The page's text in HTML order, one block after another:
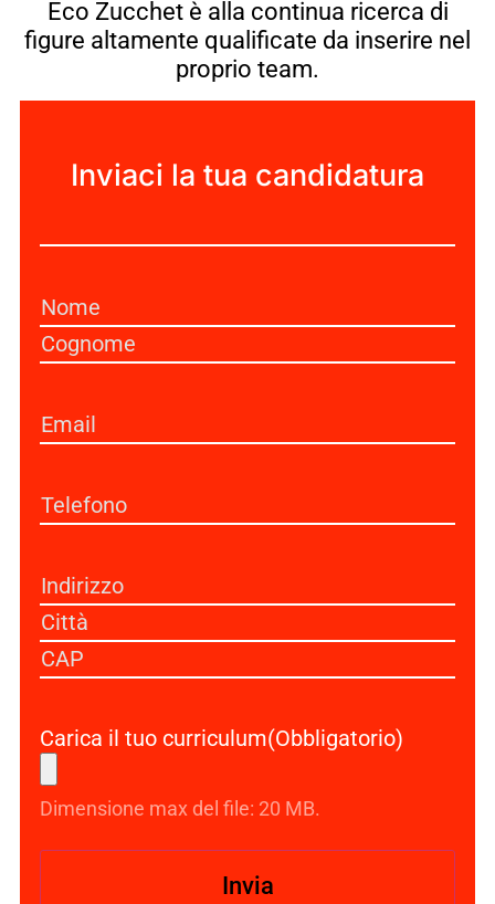
Eco Zucchet è alla continua ricerca di
figure altamente qualificate da inserire nel
proprio team.
Inviaci la tua candidatura
Titolo
Nome(Obbligatorio)
Email(Obbligatorio)
Telefono(Obbligatorio)
Indirizzo(Obbligatorio)
Carica il tuo curriculum(Obbligatorio)
Dimensione max del file: 20 MB.